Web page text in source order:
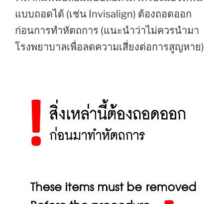
แบบถอดได้ (เช่น Invisalign) ต้องถอดออก
ก่อนการทำหัตถการ (แนะนำว่าไม่ควรนำมา
โรงพยาบาลเพื่อลดความเสี่ยงต่อการสูญหาย)